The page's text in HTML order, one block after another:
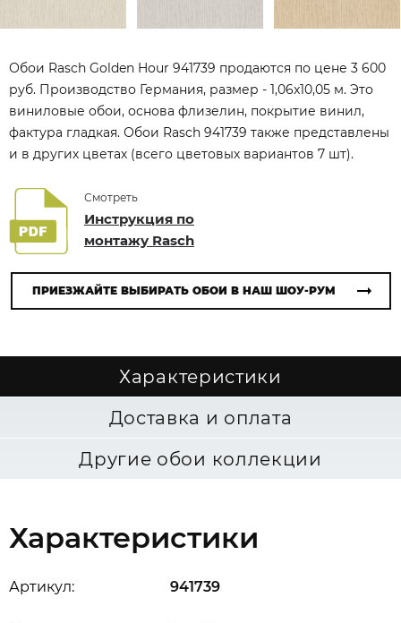
Обои Rasch Golden Hour 941739 продаются по цене 3 600
руб. Производство Германия, размер - 1,06x10,05 м. Это
виниловые обои, основа флизелин, покрытие винил,
фактура гладкая. Обои Rasch 941739 также представлены
и в других цветах (всего цветовых вариантов 7 шт).
Смотреть
Инструкция по
монтажу Rasch
ПРИЕЗЖАЙТЕ ВЫБИРАТЬ ОБОИ В НАШ ШОУ-РУМ
Характеристики
Доставка и оплата
Другие обои коллекции
Характеристики
Артикул: 941739